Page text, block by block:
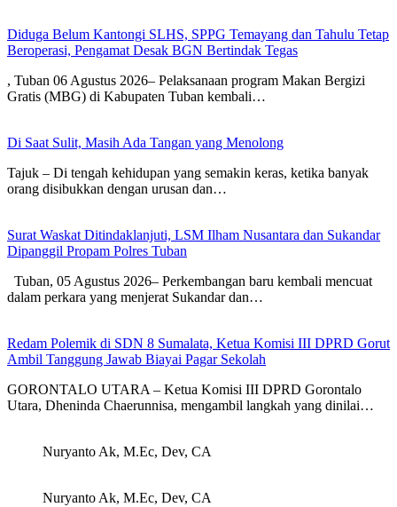
Diduga Belum Kantongi SLHS, SPPG Temayang dan Tahulu Tetap
Beroperasi, Pengamat Desak BGN Bertindak Tegas
, Tuban 06 Agustus 2026– Pelaksanaan program Makan Bergizi
Gratis (MBG) di Kabupaten Tuban kembali…
Di Saat Sulit, Masih Ada Tangan yang Menolong
Tajuk – Di tengah kehidupan yang semakin keras, ketika banyak
orang disibukkan dengan urusan dan…
Surat Waskat Ditindaklanjuti, LSM Ilham Nusantara dan Sukandar
Dipanggil Propam Polres Tuban
Tuban, 05 Agustus 2026– Perkembangan baru kembali mencuat
dalam perkara yang menjerat Sukandar dan…
Redam Polemik di SDN 8 Sumalata, Ketua Komisi III DPRD Gorut
Ambil Tanggung Jawab Biayai Pagar Sekolah
GORONTALO UTARA – Ketua Komisi III DPRD Gorontalo
Utara, Dheninda Chaerunnisa, mengambil langkah yang dinilai…
Nuryanto Ak, M.Ec, Dev, CA
Nuryanto Ak, M.Ec, Dev, CA